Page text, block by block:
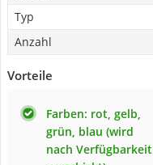
Typ
Anzahl
Vorteile
Farben: rot, gelb,
grün, blau (wird
nach Verfügbarkeit